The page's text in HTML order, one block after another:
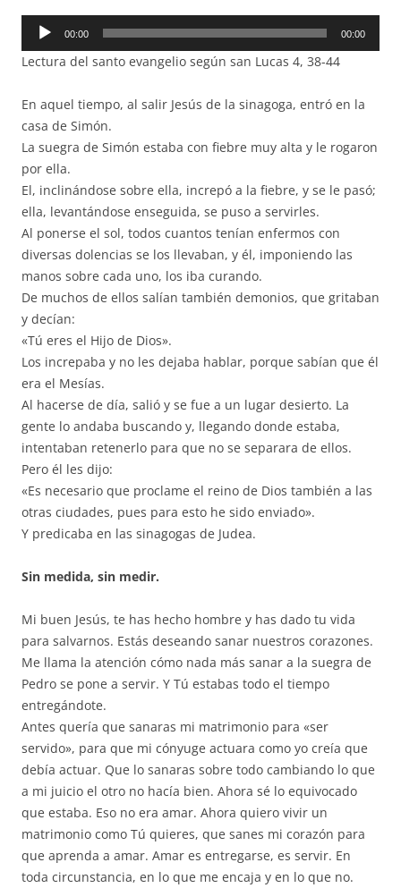
Reproductor
audio
00:00 00:00
Lectura del santo evangelio según san Lucas 4, 38-44
En aquel tiempo, al salir Jesús de la sinagoga, entró en la
casa de Simón.
La suegra de Simón estaba con fiebre muy alta y le rogaron
por ella.
El, inclinándose sobre ella, increpó a la fiebre, y se le pasó;
ella, levantándose enseguida, se puso a servirles.
Al ponerse el sol, todos cuantos tenían enfermos con
diversas dolencias se los llevaban, y él, imponiendo las
manos sobre cada uno, los iba curando.
De muchos de ellos salían también demonios, que gritaban
y decían:
«Tú eres el Hijo de Dios».
Los increpaba y no les dejaba hablar, porque sabían que él
era el Mesías.
Al hacerse de día, salió y se fue a un lugar desierto. La
gente lo andaba buscando y, llegando donde estaba,
intentaban retenerlo para que no se separara de ellos.
Pero él les dijo:
«Es necesario que proclame el reino de Dios también a las
otras ciudades, pues para esto he sido enviado».
Y predicaba en las sinagogas de Judea.
Sin medida, sin medir.
Mi buen Jesús, te has hecho hombre y has dado tu vida
para salvarnos. Estás deseando sanar nuestros corazones.
Me llama la atención cómo nada más sanar a la suegra de
Pedro se pone a servir. Y Tú estabas todo el tiempo
entregándote.
Antes quería que sanaras mi matrimonio para «ser
servido», para que mi cónyuge actuara como yo creía que
debía actuar. Que lo sanaras sobre todo cambiando lo que
a mi juicio el otro no hacía bien. Ahora sé lo equivocado
que estaba. Eso no era amar. Ahora quiero vivir un
matrimonio como Tú quieres, que sanes mi corazón para
que aprenda a amar. Amar es entregarse, es servir. En
toda circunstancia, en lo que me encaja y en lo que no.